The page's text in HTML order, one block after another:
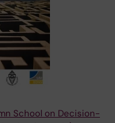
School on Decision-